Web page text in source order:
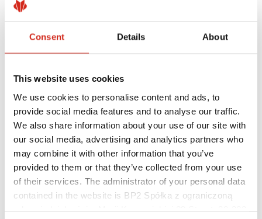
Consent Details About
This website uses cookies
We use cookies to personalise content and ads, to
provide social media features and to analyse our traffic.
We also share information about your use of our site with
our social media, advertising and analytics partners who
may combine it with other information that you’ve
provided to them or that they’ve collected from your use
of their services. The administrator of your personal data
contained in the website is BP2 Spółka z ograniczoną
Bevonatok, színválaszték és garanciák
Garancia nyilvántartásba vétele
Megvalósítások és inspirációk
Letölthető fájlok
Hol lehet megvásárolni?
Keressen kivitelezőt
BIM könyvtárak
Szakembereknek